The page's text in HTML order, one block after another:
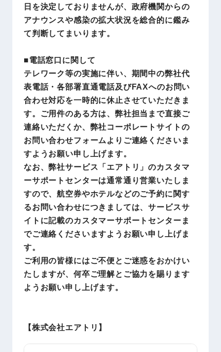
日を決定しておりませんが、政府機関からの
アナウンスや感染の拡大状況を総合的に鑑み
て判断してまいります。
■電話窓口に関して
テレワーク等の実施に伴い、期間中の弊社代
表電話・各部署直通電話及びFAXへのお問い
合わせ対応を一時的に休止させていただきま
す。ご用件のある方は、弊社担当まで直接ご
連絡いただくか、弊社コーポレートサイトの
お問い合わせフォームよりご連絡くださいま
すようお願い申し上げます。
なお、弊社サービス「エアトリ」のカスタマ
ーサポートセンターは通常通り営業いたしま
すので、航空券やホテルなどのご予約に関す
るお問い合わせにつきましては、サービスサ
イトに記載のカスタマーサポートセンターま
でご連絡くださいますようお願い申し上げま
す。
ご利用の皆様にはご不便とご迷惑をおかけい
たしますが、何卒ご理解とご協力を賜ります
ようお願い申し上げます。
【株式会社エアトリ】